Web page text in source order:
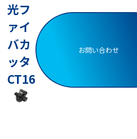
光フ
ァイ
バカ
ッタ
CT16
お問い合わせ